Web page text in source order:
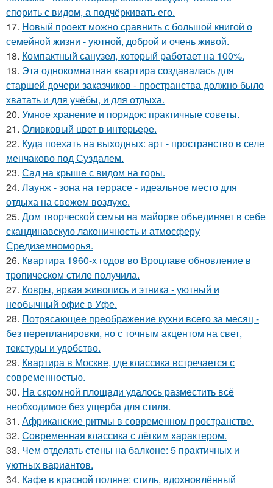
спорить с видом, а подчёркивать его.
17. Новый проект можно сравнить с большой книгой о
семейной жизни - уютной, доброй и очень живой.
18. Компактный санузел, который работает на 100%.
19. Эта однокомнатная квартира создавалась для
старшей дочери заказчиков - пространства должно было
хватать и для учёбы, и для отдыха.
20. Умное хранение и порядок: практичные советы.
21. Оливковый цвет в интерьере.
22. Куда поехать на выходных: арт - пространство в селе
менчаково под Суздалем.
23. Сад на крыше с видом на горы.
24. Лаунж - зона на террасе - идеальное место для
отдыха на свежем воздухе.
25. Дом творческой семьи на майорке объединяет в себе
скандинавскую лаконичность и атмосферу
Средиземноморья.
26. Квартира 1960-х годов во Вроцлаве обновление в
тропическом стиле получила.
27. Ковры, яркая живопись и этника - уютный и
необычный офис в Уфе.
28. Потрясающее преображение кухни всего за месяц -
без перепланировки, но с точным акцентом на свет,
текстуры и удобство.
29. Квартира в Москве, где классика встречается с
современностью.
30. На скромной площади удалось разместить всё
необходимое без ущерба для стиля.
31. Африканские ритмы в современном пространстве.
32. Современная классика с лёгким характером.
33. Чем отделать стены на балконе: 5 практичных и
уютных вариантов.
34. Кафе в красной поляне: стиль, вдохновлённый